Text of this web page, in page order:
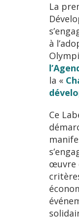
La
à
la «
Ce
œuvre